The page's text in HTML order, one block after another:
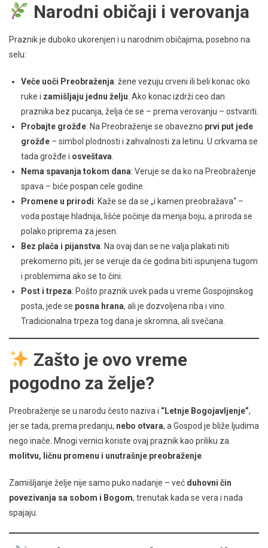
Narodni običaji i verovanja
Praznik je duboko ukorenjen i u narodnim običajima, posebno na
selu:
Veče uoči Preobraženja: žene vezuju crveni ili beli konac oko
ruke i zamišljaju jednu želju . Ako konac izdrži ceo dan
praznika bez pucanja, želja će se – prema verovanju – ostvariti.
Probajte grožđe: Na Preobraženje se obavezno prvi put jede
grožđe – simbol plodnosti i zahvalnosti za letinu. U crkvama se
tada grožđe i osveštava
Nema spavanja tokom dana: Veruje se da ko na Preobraženje
spava – biće pospan cele godine.
Promene u prirodi: Kaže se da se „i kamen preobražava“ –
voda postaje hladnija, lišće počinje da menja boju, a priroda se
polako priprema za jesen.
Bez plača i pijanstva: Na ovaj dan se ne valja plakati niti
prekomerno piti, jer se veruje da će godina biti ispunjena tugom
i problemima ako se to čini.
Post i trpeza: Pošto praznik uvek pada u vreme Gospojinskog
posta, jede se posna hrana, ali je dozvoljena riba i vino.
Tradicionalna trpeza tog dana je skromna, ali svečana.
Zašto je ovo vreme
pogodno za želje?
Preobraženje se u narodu često naziva i “Letnje Bogojavljenje”,
jer se tada, prema predanju, nebo otvara, a Gospod je bliže ljudima
nego inače. Mnogi vernici koriste ovaj praznik kao priliku za
molitvu, ličnu promenu i unutrašnje preobraženje
Zamišljanje želje nije samo puko nadanje – već duhovni čin
povezivanja sa sobom i Bogom, trenutak kada se vera i nada
spajaju.